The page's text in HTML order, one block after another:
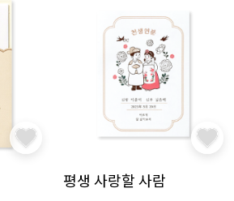
평생 사랑할 사람